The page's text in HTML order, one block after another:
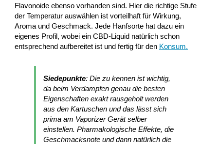
Flavonoide ebenso vorhanden sind. Hier die richtige Stufe
der Temperatur auswählen ist vorteilhaft für Wirkung,
Aroma und Geschmack. Jede Hanfsorte hat dazu ein
eigenes Profil, wobei ein CBD-Liquid natürlich schon
entsprechend aufbereitet ist und fertig für den Konsum.
Siedepunkte: Die zu kennen ist wichtig,
da beim Verdampfen genau die besten
Eigenschaften exakt rausgeholt werden
aus den Kartuschen und das lässt sich
prima am Vaporizer Gerät selber
einstellen. Pharmakologische Effekte, die
Geschmacksnote und dann natürlich die